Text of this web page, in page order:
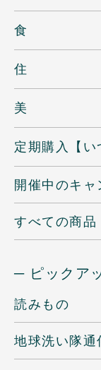
食
住
美
定期購入【い
開催中のキャ
すべての商品
─ ピックア
読みもの
地球洗い隊通